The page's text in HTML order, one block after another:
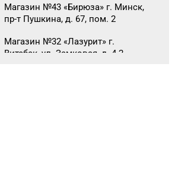
Магазин №43 «Бирюза» г. Минск,
пр-т Пушкина, д. 67, пом. 2
Магазин №32 «Лазурит» г.
Витебск, ул. Замковая, д. 4-2